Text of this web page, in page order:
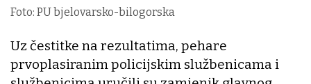
Foto: PU bjelovarsko-bilogorska
Uz čestitke na rezultatima, pehare
prvoplasiranim policijskim službenicama i